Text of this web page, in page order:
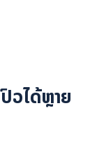
ໄດ້ຫຼາຍ